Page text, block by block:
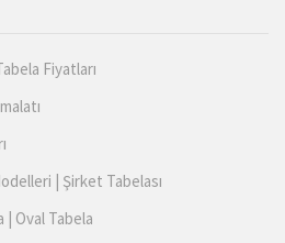
Fiyatları
| Şirket Tabelası
| Oval Tabela